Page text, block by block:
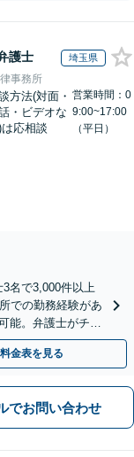
護士 埼玉県
事務所
方法(対面・
・ビデオな
は応相談
営業時間：0
9:00~17:00
（平日）
3名で3,000件以上
での勤務経験があ
能。弁護士がチー
料金表を見る
でお問い合わせ